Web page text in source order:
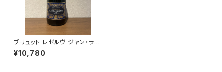
ブリュット レゼルヴ ジャン・ラル
マン シャンパーニュ ヴェルズネ
イ 750ml
¥10,780